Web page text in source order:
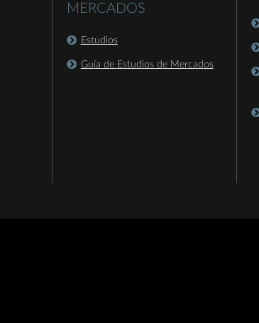
MERCADOS
Estudios
Guía de Estudios de Mercados